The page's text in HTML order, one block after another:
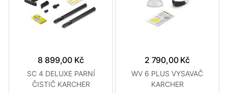
8 899,00 Kč
SC 4 DELUXE PARNÍ
ČISTIČ KARCHER
2 790,00 Kč
WV 6 PLUS VYSAVAČ
KARCHER